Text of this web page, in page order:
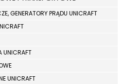
GENERATORY PRĄDU UNICRAFT
UNICRAFT
UNICRAFT